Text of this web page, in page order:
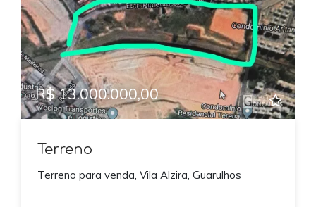
R$ 13.000.000,00
Terreno
Terreno para venda, Vila Alzira, Guarulhos